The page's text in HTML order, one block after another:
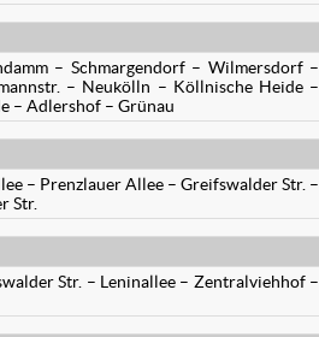
– Schmargendorf – Wilmersdorf –
– Neukölln – Köllnische Heide –
– Adlershof – Grünau
– Prenzlauer Allee – Greifswalder Str. –
Str.
Str. – Leninallee – Zentralviehhof –